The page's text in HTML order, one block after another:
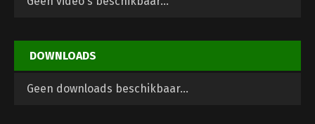
DOWNLOADS
Geen downloads beschikbaar...